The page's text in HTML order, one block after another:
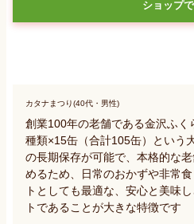
ショップ
カタナまつり(40代・男性)
創業100年の老舗である金沢ふく
種類×15缶（合計105缶）という
の長期保存が可能で、本格的な
めるため、日常のおかずや非常
トとしても最適な、安心と美味
トであることが大きな特徴です